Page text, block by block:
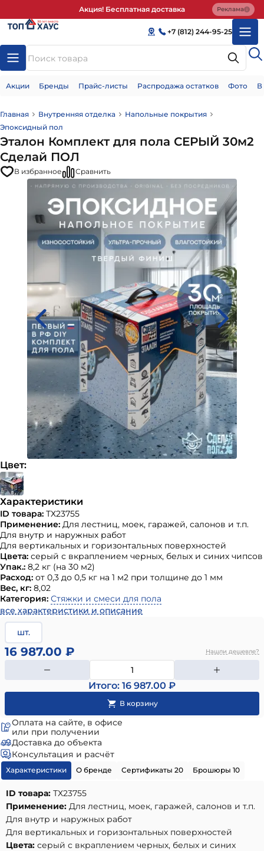
Акция! Бесплатная доставка Реклама
+7 (812) 244-95-25
Акции Бренды Прайс-листы Распродажа остатков Фото
Главная Внутренняя отделка
Напольные покрытия
Эпоксидный пол
Эталон Комплект для пола СЕРЫЙ 30м2
Сделай ПОЛ
В избранное Сравнить
Цвет:
Характеристики
ID товара: ТХ23755
Применение: Для лестниц, моек, гаражей, салонов и т.п.
Для внутр и наружных работ
Для вертикальных и горизонтальных поверхностей
Цвета: серый с вкраплением черных, белых и синих чипсов
Упак.: 8,2 кг (на 30 м2)
Расход: от 0,3 до 0,5 кг на 1 м2 при толщине до 1 мм
Вес, кг: 8,02
Категория: Стяжки и смеси для пола
все характеристики и описание
шт.
16 987.00 ₽ Нашли дешевле?
Итого: 16 987.00 ₽
Оплата на сайте, в офисе
или при получении
Доставка до объекта
Консультация и расчёт
Характеристики О бренде Сертификаты 20 Брошюры 10
ID товара: ТХ23755
Применение: Для лестниц, моек, гаражей, салонов и т.п.
Для внутр и наружных работ
Для вертикальных и горизонтальных поверхностей
Цвета: серый с вкраплением черных, белых и синих